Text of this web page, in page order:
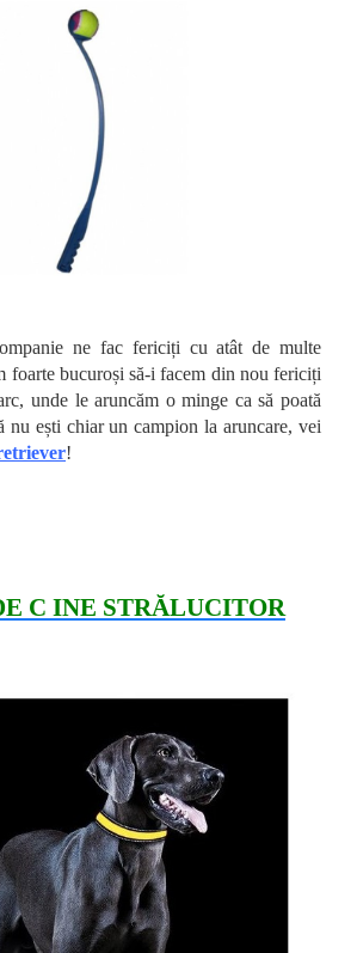
ne fac fericiți cu atât de multe
foarte bucuroși să-i facem din nou fericiți
unde le aruncăm o minge ca să poată
nu ești chiar un campion la aruncare, vei
!
C INE STRĂLUCITOR